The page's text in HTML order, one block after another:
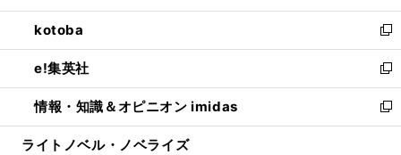
開
く
ウ
で
開
く
ン
ド
ウ
で
開
く
ウ
ィ
ン
ド
ウ
で
開
し
い
ウ
ィ
ン
ド
ウ
kotoba
新
し
い
ウ
ィ
ン
e!集英社
新
し
い
ウ
情報・知識＆オピニオン imidas
新
し
ライトノベル・ノベライズ